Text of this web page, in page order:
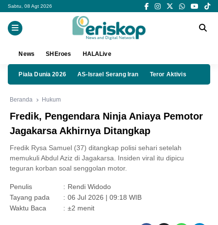
Sabtu, 08 Agt 2026
News SHEroes HALALive
Piala Dunia 2026 AS-Israel Serang Iran Teror Aktivis
Beranda Hukum
Fredik, Pengendara Ninja Aniaya Pemotor
Jagakarsa Akhirnya Ditangkap
Fredik Rysa Samuel (37) ditangkap polisi sehari setelah
memukuli Abdul Aziz di Jagakarsa. Insiden viral itu dipicu
teguran korban soal senggolan motor.
Penulis : Rendi Widodo
Tayang pada
: 06 Jul 2026 | 09:18 WIB
Waktu Baca
: ±2 menit